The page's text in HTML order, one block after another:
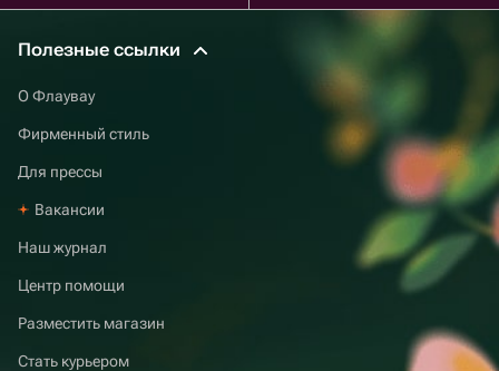
Полезные ссылки
О Флаувау
Фирменный стиль
Для прессы
Вакансии
Наш журнал
Центр помощи
Разместить магазин
Стать курьером